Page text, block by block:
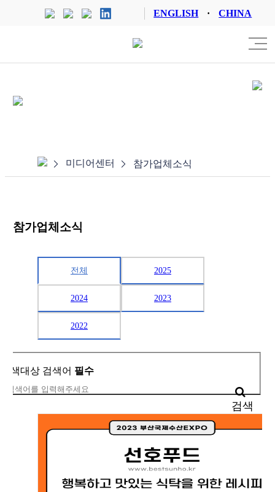
ENGLISH CHINA
참가업체 로그인
미디어센터 참가업체소식
참가업체소식
전체 2025
2024 2023
2022
검색대상 검색어 필수
검색